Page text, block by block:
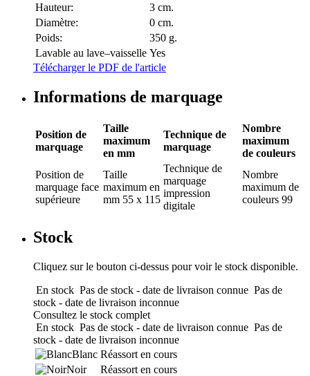
Hauteur:
3 cm.
Diamètre:
0 cm.
Poids:
350 g.
Lavable au lave–vaisselle Yes
Télécharger le PDF de l'article
Informations de marquage
Position de
marquage
Taille
maximum
en mm
Technique de
marquage
Nombre
maximum
de couleurs
Position de
marquage face
supérieure
Taille
maximum en
mm 55 x 115
Technique de
marquage
impression
digitale
Nombre
maximum de
couleurs 99
Stock
Cliquez sur le bouton ci-dessus pour voir le stock disponible.
En stock Pas de stock - date de livraison connue Pas de
stock - date de livraison inconnue
Consultez le stock complet
En stock Pas de stock - date de livraison connue Pas de
stock - date de livraison inconnue
Blanc Réassort en cours
Noir
Réassort en cours